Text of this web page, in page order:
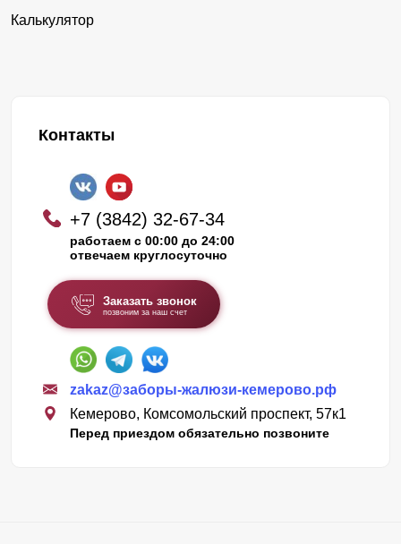
Калькулятор
Контакты
+7 (3842) 32-67-34
работаем с 00:00 до 24:00
отвечаем круглосуточно
Заказать звонок
позвоним за наш счет
zakaz@заборы-жалюзи-кемерово.рф
Кемерово, Комсомольский проспект, 57к1
Перед приездом обязательно позвоните